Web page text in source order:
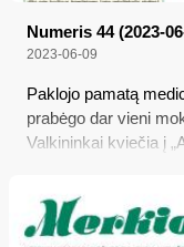
Numeris 44 (2023-
2023-06-09
Paklojo pamatą
prabėgo dar vieni
Valkininkai kviečia į